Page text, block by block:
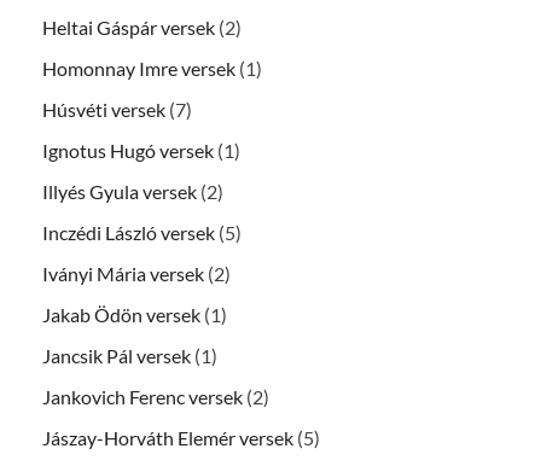
Heltai Gáspár versek (2)
Homonnay Imre versek (1)
Húsvéti versek (7)
Ignotus Hugó versek (1)
Illyés Gyula versek (2)
Inczédi László versek (5)
Iványi Mária versek (2)
Jakab Ödön versek (1)
Jancsik Pál versek (1)
Jankovich Ferenc versek (2)
Jászay-Horváth Elemér versek (5)